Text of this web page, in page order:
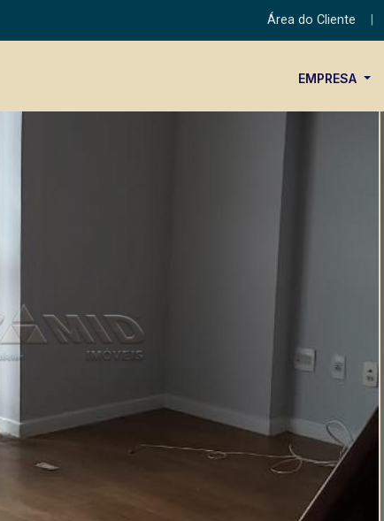
Área do Cliente
EMPRESA